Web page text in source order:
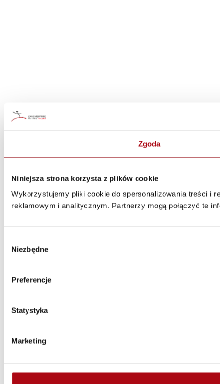
Zgoda
Niniejsza strona korzysta z plików cookie
Wykorzystujemy pliki cookie do spersonalizowania treści i
reklamowym i analitycznym. Partnerzy mogą połączyć te
zgody
Niezbędne
Preferencje
Statystyka
Marketing